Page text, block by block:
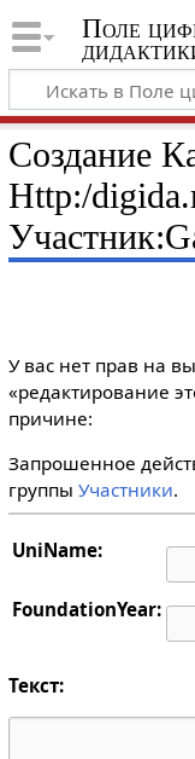
Поле
Создание
Http:/
У вас нет прав на
«редактирование
причине:
Запрошенное
группы Участники.
UniName:
FoundationYear:
Текст: